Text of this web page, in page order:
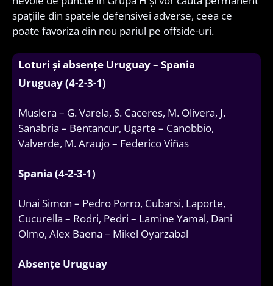
spațiile din spatele defensivei adverse, ceea ce
poate favoriza din nou pariul pe offside-uri.
Loturi și absențe Uruguay – Spania
Uruguay (4-2-3-1)
Muslera – G. Varela, S. Caceres, M. Olivera, J.
Sanabria – Bentancur, Ugarte – Canobbio,
Valverde, M. Araujo – Federico Viñas
Spania (4-2-3-1)
Unai Simon – Pedro Porro, Cubarsi, Laporte,
Cucurella – Rodri, Pedri – Lamine Yamal, Dani
Olmo, Alex Baena – Mikel Oyarzabal
Absențe Uruguay